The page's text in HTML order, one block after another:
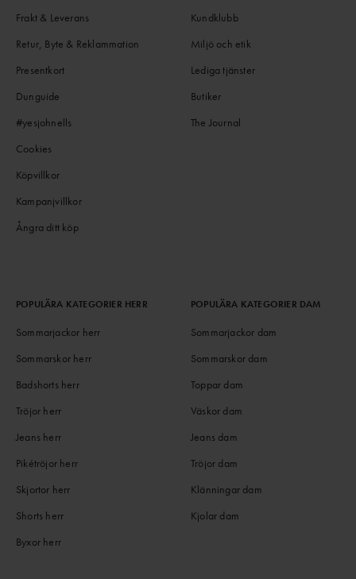
Frakt & Leverans
Retur, Byte & Reklammation
Presentkort
Dunguide
#yesjohnells
Cookies
Köpvillkor
Kampanjvillkor
Ångra ditt köp
Kundklubb
Miljö och etik
Lediga tjänster
Butiker
The Journal
POPULÄRA KATEGORIER HERR
Sommarjackor herr
Sommarskor herr
Badshorts herr
Tröjor herr
Jeans herr
Pikétröjor herr
Skjortor herr
Shorts herr
Byxor herr
POPULÄRA KATEGORIER DAM
Sommarjackor dam
Sommarskor dam
Toppar dam
Väskor dam
Jeans dam
Tröjor dam
Klänningar dam
Kjolar dam